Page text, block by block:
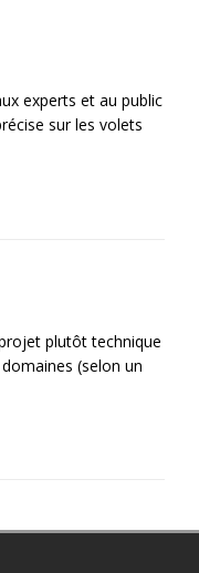
experts et au public
sur les volets
plutôt technique
(selon un